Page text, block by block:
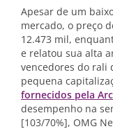
Apesar de um
mercado, o preço
12.473 mil,
e relatou sua alta
vencedores do rali
pequena
fornecidos pela
desempenho na
[103/70%], OMG